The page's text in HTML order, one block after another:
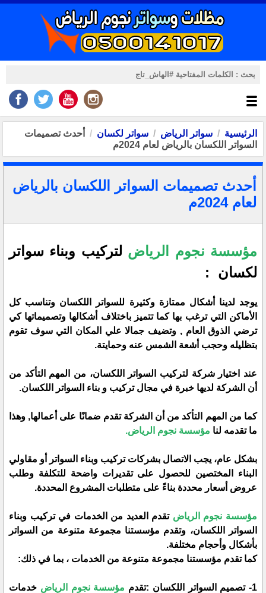
الرئيسية سواتر الرياض سواتر لكسان
أحدث تصميمات
السواتر اللكسان بالرياض لعام 2024م
أحدث تصميمات السواتر اللكسان بالرياض
لعام 2024م
مؤسسة نجوم الرياض لتركيب وبناء سواتر
لكسان :
يوجد لدينا أشكال ممتازة وكثيرة للسواتر اللكسان وتناسب كل
الأماكن التي ترغب بها كما تتميز باختلاف أشكالها وتصميماتها كي
ترضي الذوق العام , وتضيف جمالا علي المكان التي سوف تقوم
بتظليله وحجب أشعة الشمس عنه وحمايتة.
عند اختيار شركة لتركيب السواتر اللكسان، من المهم التأكد من
أن الشركة لديها خبرة في مجال تركيب و بناء السواتر اللكسان.
كما من المهم التأكد من أن الشركة تقدم ضمانًا على أعمالها, وهذا
ما تقدمه لنا مؤسسة نجوم الرياض.
بشكل عام، يجب الاتصال بشركات تركيب وبناء السواتر أو مقاولي
البناء المختصين للحصول على تقديرات واضحة للتكلفة وطلب
عروض أسعار محددة بناءً على متطلبات المشروع المحددة.
مؤسسة نجوم الرياض تقدم العديد من الخدمات في تركيب وبناء
السواتر اللكسان، وتقدم مؤسستنا مجموعة متنوعة من السواتر
بأشكال وأحجام مختلفة.
كما تقدم مؤسستنا مجموعة متنوعة من الخدمات ، بما في ذلك:
1- تصميم السواتر اللكسان :تقدم مؤسسة نجوم الرياض خدمات